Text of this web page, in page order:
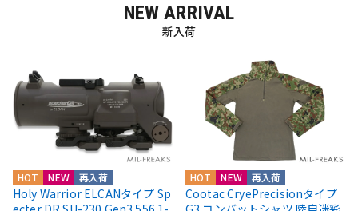
NEW ARRIVAL
新入荷
HOT NEW 再入荷
Holy Warrior ELCANタイプ Sp
HOT NEW 再入荷
Cootac CryePrecisionタイプ